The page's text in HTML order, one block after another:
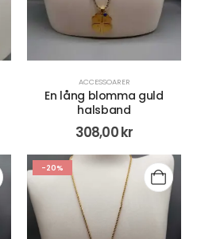
ACCESSOARER
En lång blomma guld
halsband
308,00kr
-20%